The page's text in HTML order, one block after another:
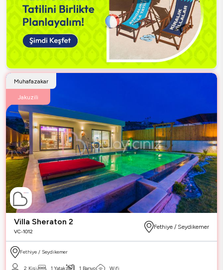
Muhafazakar
Jakuzili
Villa Sheraton 2
VC-1012
Fethiye / Seydikemer
Fethiye / Seydikemer
2 Kişi 1 Yatak 1 Banyo Wifi